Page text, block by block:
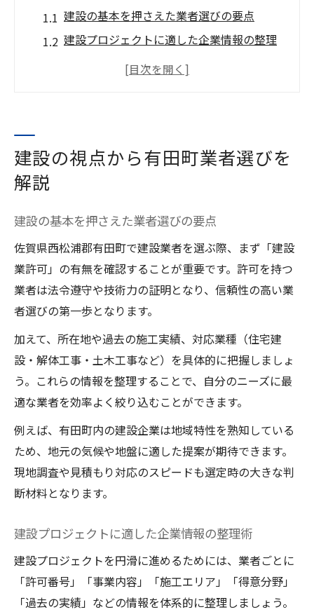
建設の基本を押さえた業者選びの要点
建設プロジェクトに適した企業情報の整理
信頼できる建設業者を見極める方法
建設業者の対応範囲と地域密着性の見極め
方
建設実績と担当者対応でわかる信頼度
建設業者選びに役立つ比較チェックリスト
有田町で建設業者探しに役立つ情報集
建設業者の事業内容や許可情報をまとめて
確認
建設会社の連絡先や所在地を効率的に探す
コツ
建設業関連の公式情報ページを活用する方
法
建設業者の得意分野別に情報を整理する
建設業者を比較しやすい情報の見つけ方
建設プロジェクト成功のポイントを紹介
建設計画段階で押さえるべき重要ポイント
建設現場の進行管理で失敗しないコツ
建設の視点から有田町業者選びを
解説
建設の基本を押さえた業者選びの要点
佐賀県西松浦郡有田町で建設業者を選ぶ際、まず「建設
業許可」の有無を確認することが重要です。許可を持つ
業者は法令遵守や技術力の証明となり、信頼性の高い業
者選びの第一歩となります。
加えて、所在地や過去の施工実績、対応業種（住宅建
設・解体工事・土木工事など）を具体的に把握しましょ
う。これらの情報を整理することで、自分のニーズに最
適な業者を効率よく絞り込むことができます。
例えば、有田町内の建設企業は地域特性を熟知している
ため、地元の気候や地盤に適した提案が期待できます。
現地調査や見積もり対応のスピードも選定時の大きな判
断材料となります。
建設プロジェクトに適した企業情報の整理術
建設プロジェクトを円滑に進めるためには、業者ごとに
「許可番号」「事業内容」「施工エリア」「得意分野」
「過去の実績」などの情報を体系的に整理しましょう。